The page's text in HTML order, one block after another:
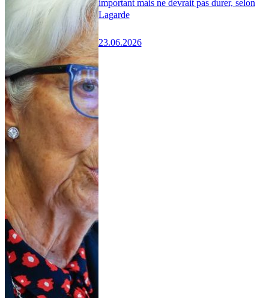
important mais ne devrait pas durer, selon
Lagarde
23.06.2026